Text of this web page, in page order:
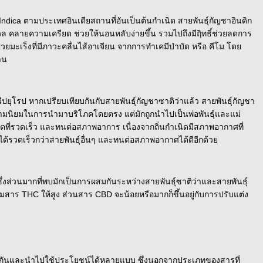
ตามประเทศอินเดียสถานที่อันเป็นต้นกำเนิด สายพันธุ์กัญชาอินดิก
คลายความเครียด ช่วยให้นอนหลับง่ายขึ้น รวมไปถึงมีฤิทธิ์ช่วยลดการ
ะเร็งที่มีภาวะคลื่นไส้อาเจียน จากการทำเคมีบำบัด หรือ คีโม โดย
น
ยุโรป หากเปรียบเทียบกันกับสายพันธุ์กัญชาซาติว่าแล้ว สายพันธุ์กัญชา
นิยมในการนำมาบริโภคโดยตรง แต่มักถูกนำไปเป็นพ่อพันธุ์และแม่
รวดเร็ว และทนต่อสภาพอาการ เนื่องจากถิ่นกำเนิดมีสภาพอากาศที่
วดเร็วกว่าสายพันธุ์อื่นๆ และทนต่อสภาพอากาศได้ดีอีกด้วย
วนมากที่พบมักเป็นการผสมกันระหว่างสายพันธุ์ซาติว่าและสายพันธุ์
ร THC ให้สูง ส่วนสาร CBD จะน้อยหรือมากก็ขึ้นอยู่กับการปรับแต่ง
และนำไปใช้ประโยชน์ได้หลายแบบ ซึ่งนอกจากประเภทของสารที่